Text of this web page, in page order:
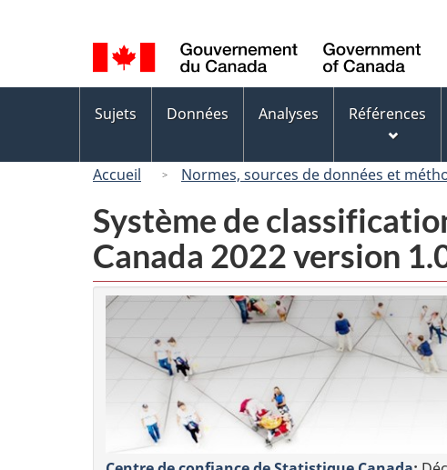
de
la
langue
des
Sujets Données Analyses Références
Accueil Normes, sources de données et
Système de
Canada 2022 version